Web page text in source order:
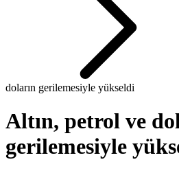
doların gerilemesiyle yükseldi
Altın, petrol ve
gerilemesiyle